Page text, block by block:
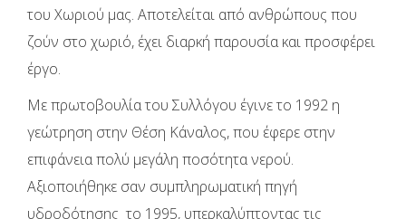
του Χωριού μας. Αποτελείται από ανθρώπους που
ζούν στο χωριό, έχει διαρκή παρουσία και προσφέρει
έργο.
Με πρωτοβουλία του Συλλόγου έγινε το 1992 η
γεώτρηση στην Θέση Κάναλος, που έφερε στην
επιφάνεια πολύ μεγάλη ποσότητα νερού.
Αξιοποιήθηκε σαν συμπληρωματική πηγή
υδροδότησης το 1995, υπερκαλύπτοντας τις